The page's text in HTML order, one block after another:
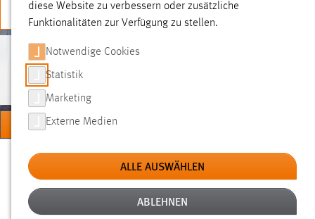
JETZT BEWERBEN
PERSONEN
Sie sind hier:
Hochschule Personen
diese Website zu verbessern oder zusätzliche
Funktionalitäten zur Verfügung zu stellen.
Notwendige Cookies
Statistik
Marketing
Externe Medien
ALLE AUSWÄHLEN
ABLEHNEN